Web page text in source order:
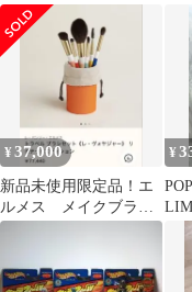
ア
ツ
¥37,000
新品未使用限定品！エ
ルメス メイクブラシ
セット
¥
ア